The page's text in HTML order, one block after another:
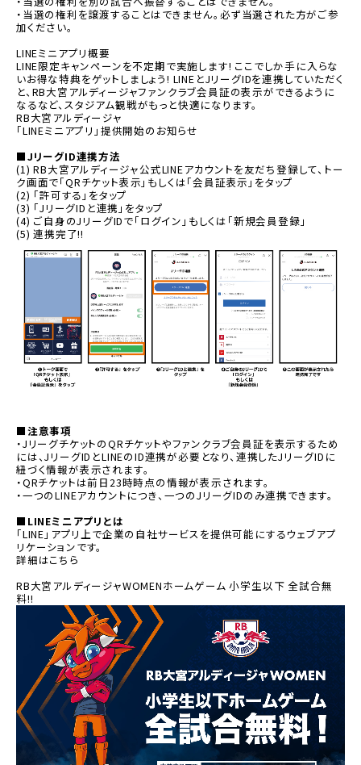
・当選の権利を譲渡することはできません。必ず当選された方がご参
加ください。
LINEミニアプリ概要
LINE限定キャンペーンを不定期で実施します! ここでしか手に入らな
いお得な特典をゲットしましょう! LINEとJリーグIDを連携していただく
と、RB大宮アルディージャファンクラブ会員証の表示ができるように
なるなど、スタジアム観戦がもっと快適になります。
RB大宮アルディージャ
「LINEミニアプリ」提供開始のお知らせ
■JリーグID連携方法
(1) RB大宮アルディージャ公式LINEアカウントを友だち登録して、トー
ク画面で「QRチケット表示」もしくは「会員証表示」をタップ
(2) 「許可する」をタップ
(3) 「JリーグIDと連携」をタップ
(4) ご自身のJリーグIDで「ログイン」もしくは「新規会員登録」
(5) 連携完了!!
■注意事項
・JリーグチケットのQRチケットやファンクラブ会員証を表示するため
には、JリーグIDとLINEのID連携が必要となり、連携したJリーグIDに
紐づく情報が表示されます。
・QRチケットは前日23時時点の情報が表示されます。
・一つのLINEアカウントにつき、一つのJリーグIDのみ連携できます。
■LINEミニアプリとは
「LINE」アプリ上で企業の自社サービスを提供可能にするウェブアプ
リケーションです。
詳細はこちら
RB大宮アルディージャWOMENホームゲーム 小学生以下 全試合無
料!!